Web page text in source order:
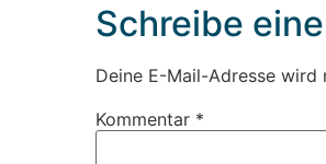
Schreibe
Deine E-Mail-Adresse
Kommentar *